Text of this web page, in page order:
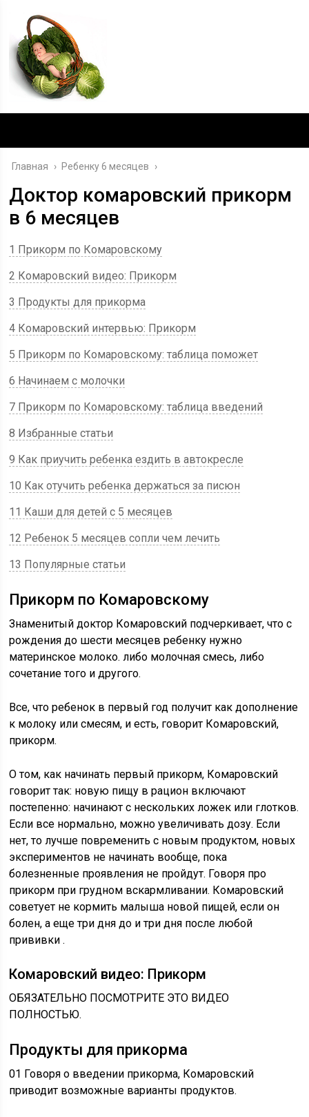
Главная › Ребенку 6 месяцев ›
Доктор комаровский прикорм
в 6 месяцев
1 Прикорм по Комаровскому
2 Комаровский видео: Прикорм
3 Продукты для прикорма
4 Комаровский интервью: Прикорм
5 Прикорм по Комаровскому: таблица поможет
6 Начинаем с молочки
7 Прикорм по Комаровскому: таблица введений
8 Избранные статьи
9 Как приучить ребенка ездить в автокресле
10 Как отучить ребенка держаться за писюн
11 Каши для детей с 5 месяцев
12 Ребенок 5 месяцев сопли чем лечить
13 Популярные статьи
Прикорм по Комаровскому
Знаменитый доктор Комаровский подчеркивает, что с
рождения до шести месяцев ребенку нужно
материнское молоко. либо молочная смесь, либо
сочетание того и другого.
Все, что ребенок в первый год получит как дополнение
к молоку или смесям, и есть, говорит Комаровский,
прикорм.
О том, как начинать первый прикорм, Комаровский
говорит так: новую пищу в рацион включают
постепенно: начинают с нескольких ложек или глотков.
Если все нормально, можно увеличивать дозу. Если
нет, то лучше повременить с новым продуктом, новых
экспериментов не начинать вообще, пока
болезненные проявления не пройдут. Говоря про
прикорм при грудном вскармливании. Комаровский
советует не кормить малыша новой пищей, если он
болен, а еще три дня до и три дня после любой
прививки .
Комаровский видео: Прикорм
ОБЯЗАТЕЛЬНО ПОСМОТРИТЕ ЭТО ВИДЕО
ПОЛНОСТЬЮ.
Продукты для прикорма
01 Говоря о введении прикорма, Комаровский
приводит возможные варианты продуктов.